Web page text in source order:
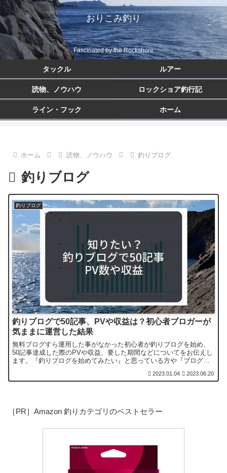
おりこみ釣り
Fascinated by the Rockshore
タックル ルアー
読物、ノウハウ ロックショア釣行記
ライン・フック ホーム
ホーム 読物、ノウハウ 釣りブログ
釣りブログ
釣りブログ
釣りブログで50記事、PVや収益は？初心者ブロガーが
気ままに運営した結果
無料ブログすら運用した事がなかった初心者が釣りブログを始め、
50記事達成した際のPVや収益、要した期間などについてをお伝えし
ます。『釣りブログを始めてみたい』と思っている方や『ブログを
2023.01.04 2023.06.20
［PR］Amazon 釣りカテゴリのベストセラー